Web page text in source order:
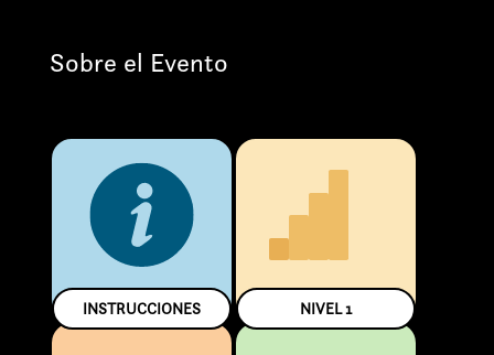
Sobre el Evento
INSTRUCCIONES NIVEL1